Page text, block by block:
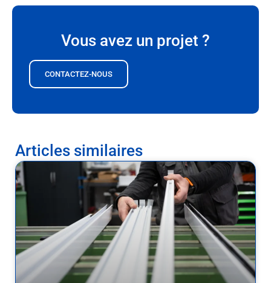
Vous avez un projet ?
CONTACTEZ-NOUS
Articles similaires